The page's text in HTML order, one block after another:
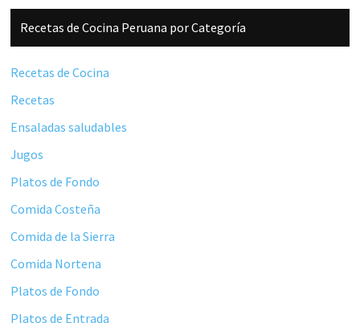
Barra
lateral
principal
Recetas de Cocina Peruana por Categoría
Recetas de Cocina
Recetas
Ensaladas saludables
Jugos
Platos de Fondo
Comida Costeña
Comida de la Sierra
Comida Nortena
Platos de Fondo
Platos de Entrada